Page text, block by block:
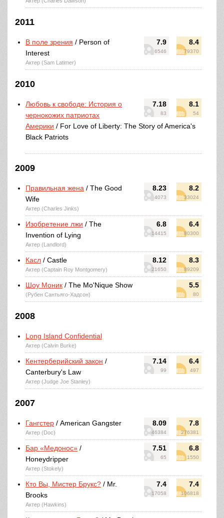
2011
7.9
6546
8.4
79370
В поле зрения / Person of
Interest
Актер (Sam Latimer)
2010
7.18
83
8.1
54
Любовь к свободе: История о
чернокожих патриотах
Америки / For Love of Liberty: The Story of America's
Black Patriots
2009
8.23
4073
8.2
33024
Правильная жена / The Good
Wife
Актер (Charles Jinks)
6.8
14415
6.4
80300
Изобретение лжи / The
Invention of Lying
Актер (Landlord)
8.12
21650
8.3
89209
Касл / Castle
Актер (Captain Roy Montgomery)
5.5
80
Шоу Моник / The Mo'Nique Show
(Рубен Сантьяго-Хадсон)
2008
Long Island Confidential
Актер (Calvin Burke)
7.14
99
6.4
497
Кентерберийский закон /
Canterbury's Law
Актер (Judge Joe Stanley)
2007
8.09
46384
7.8
276381
Гангстер / American Gangster
Актер (Doc)
7.51
65
6.8
1550
Бар «Медонос» /
Honeydripper
Актер (Stokely)
7.4
17058
7.4
106818
Кто Вы, Мистер Брукс? / Mr.
Brooks
Актер (Hawkins)